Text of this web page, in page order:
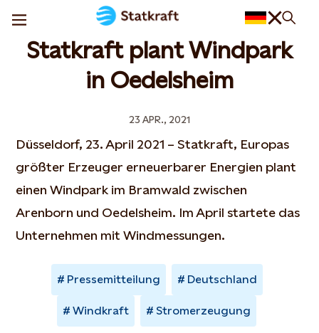
Statkraft plant Windpark
in Oedelsheim
23 APR., 2021
Düsseldorf, 23. April 2021 – Statkraft, Europas
größter Erzeuger erneuerbarer Energien plant
einen Windpark im Bramwald zwischen
Arenborn und Oedelsheim. Im April startete das
Unternehmen mit Windmessungen.
Pressemitteilung Deutschland
Windkraft Stromerzeugung